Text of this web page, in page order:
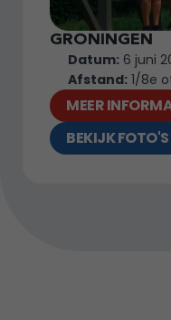
GRONINGEN
Datum: 6 juni
Afstand: 1/8e
MEER
BEKIJK FOTO'S